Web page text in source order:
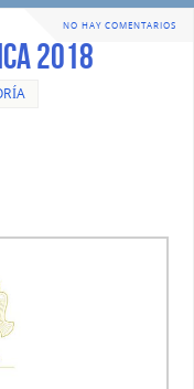
NO HAY COMENTARIOS
2018